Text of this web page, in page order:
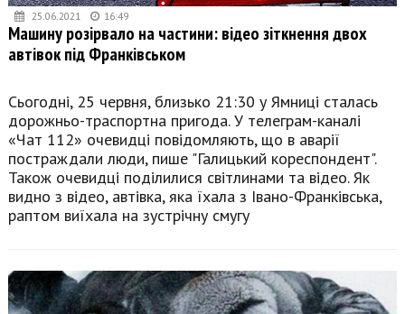
25.06.2021 16:49
Машину розірвало на частини: відео зіткнення двох
автівок під Франківськом
Сьогодні, 25 червня, близько 21:30 у Ямниці сталась
дорожньо-траспортна пригода. У телеграм-каналі
«Чат 112» очевидці повідомляють, що в аварії
постраждали люди, пише "Галицький кореспондент".
Також очевидці поділилися світлинами та відео. Як
видно з відео, автівка, яка їхала з Івано-Франківська,
раптом виїхала на зустрічну смугу